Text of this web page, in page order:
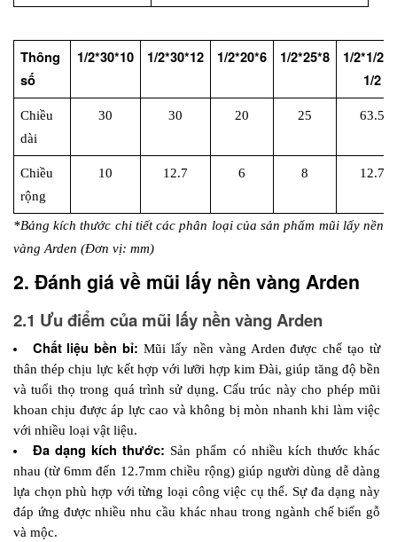
Thông
số
1/2*30*10 1/2*30*12 1/2*20*6 1/2*25*8
1/2*1/
1/2
Chiều
dài
30 30 20 25 63.5
Chiều
rộng
10 12.7 6 8 12.7
*Bảng kích thước chi tiết các phân loại của sản phẩm mũi lấy nền
vàng Arden (Đơn vị: mm)
2. Đánh giá về mũi lấy nền vàng Arden
2.1 Ưu điểm của mũi lấy nền vàng Arden
Chất liệu bền bỉ: Mũi lấy nền vàng Arden được chế tạo từ
thân thép chịu lực kết hợp với lưỡi hợp kim Đài, giúp tăng độ bền
và tuổi thọ trong quá trình sử dụng. Cấu trúc này cho phép mũi
khoan chịu được áp lực cao và không bị mòn nhanh khi làm việc
với nhiều loại vật liệu.
Đa dạng kích thước: Sản phẩm có nhiều kích thước khác
nhau (từ 6mm đến 12.7mm chiều rộng) giúp người dùng dễ dàng
lựa chọn phù hợp với từng loại công việc cụ thể. Sự đa dạng này
đáp ứng được nhiều nhu cầu khác nhau trong ngành chế biến gỗ
và mộc.